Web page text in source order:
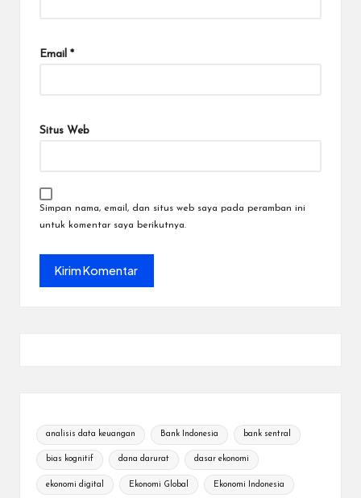
Email *
Situs Web
Simpan nama, email, dan situs web saya pada peramban ini
untuk komentar saya berikutnya.
analisis data keuangan Bank Indonesia bank sentral
bias kognitif dana darurat dasar ekonomi
ekonomi digital Ekonomi Global Ekonomi Indonesia